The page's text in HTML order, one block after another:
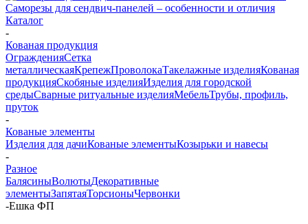
Саморезы для сендвич-панелей – особенности и отличия
Каталог
-
Кованая продукция
ОгражденияСетка
металлическаяКрепежПроволокаТакелажные изделияКованая
продукцияСкобяные изделияИзделия для городской
средыСварные ритуальные изделияМебельТрубы, профиль,
пруток
-
Кованые элементы
Изделия для дачиКованые элементыКозырьки и навесы
-
Разное
БалясиныВолютыДекоративные
элементыЗапятаяТорсионыЧервонки
-Ешка ФП